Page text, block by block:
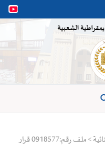
الشعبية
> الغرف الجزائية > الغرفة الجنائية > ملف رقم:0918577 قرار